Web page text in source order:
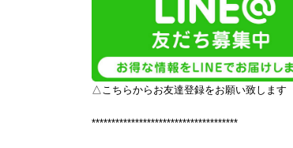
△こちらからお友達登録をお願い致します
*************************************